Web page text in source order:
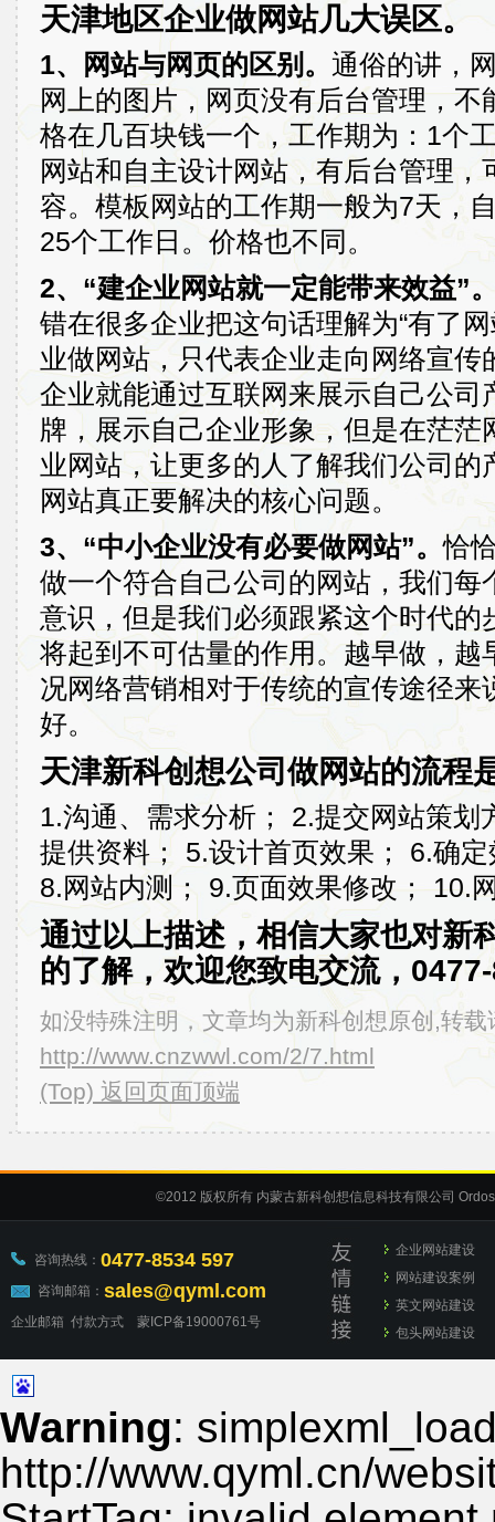
天津地区企业做网站几大误区。
1、网站与网页的区别。 通俗的讲，
网上的图片，网页没有后台管理，
格在几百块钱一个，工作期为：1个
网站和自主设计网站，有后台管理
容。模板网站的工作期一般为7天，
25个工作日。价格也不同。
2、“建企业网站就一定能带来效益”
错在很多企业把这句话理解为“有了
业做网站，只代表企业走向网络宣
企业就能通过互联网来展示自己公司
牌，展示自己企业形象，但是在茫
业网站，让更多的人了解我们公司
网站真正要解决的核心问题。
3、“中小企业没有必要做网站”。恰
做一个符合自己公司的网站，我们每
意识，但是我们必须跟紧这个时代的
将起到不可估量的作用。越早做，越
况网络营销相对于传统的宣传途径来
好。
天津新科创想公司做网站的流程
1.沟通、需求分析； 2.提交网站策划
提供资料； 5.设计首页效果； 6.确
8.网站内测； 9.页面效果修改； 10.
通过以上描述，相信大家也对新
的了解，欢迎您致电交流，
如没特殊注明，文章均为新科创想原创,转载
http://www.cnzwwl.com/2/7.html
(Top) 返回页面顶端
©2012 版权所有 内蒙古新科创想信息科技有限公司
咨询热线： 0477-8534 597
咨询邮箱： sales@qyml.com
企业邮箱 付款方式 蒙ICP备19000761号
企业网站建设
网站建设案例
英文网站建设
包头网站建设
Warning:
http://www.qyml.cn/